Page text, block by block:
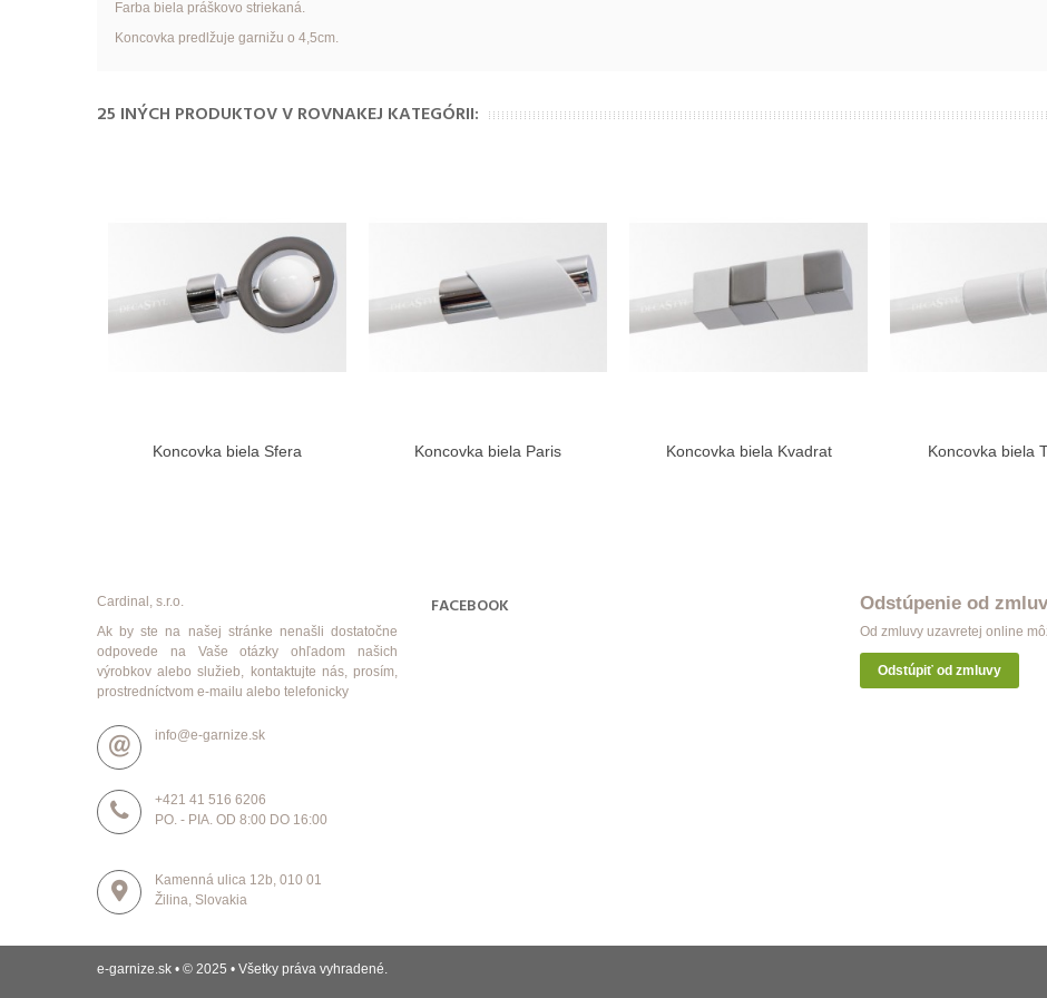
Farba biela práškovo striekaná.
Koncovka predlžuje garnižu o 4,5cm.
25 INÝCH PRODUKTOV V ROVNAKEJ KATEGÓRII:
Zobraziť viac
Koncovka biela Sfera Zobraziť viac
Koncovka biela Paris Zobraziť viac
Koncovka biela Kvadrat Zobraziť
Koncovka biela
Cardinal, s.r.o.
Ak by ste na našej stránke nenašli dostatočne
odpovede na Vaše otázky ohľadom našich
výrobkov alebo služieb, kontaktujte nás, prosím,
prostredníctvom e-mailu alebo telefonicky
info@e-garnize.sk
+421 41 516 6206
PO. - PIA. OD 8:00 DO 16:00
Kamenná ulica 12b, 010 01
Žilina, Slovakia
FACEBOOK Odstúpenie od
Od zmluvy uzavretej online
Odstúpiť od zmluvy
e-garnize.sk • © 2025 • Všetky práva vyhradené.